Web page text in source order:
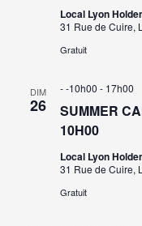
Local Lyon
31 Rue de Cuire,
Gratuit
DIM
26
SUMMER
10H00
- -10h00 - 17h00
Local Lyon
31 Rue de Cuire,
Gratuit